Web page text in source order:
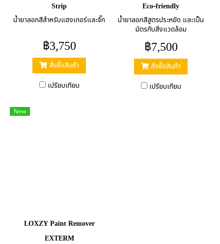
Strip
น้ำยาลอกสีสำหรับแฮงเกอร์และจิ๊ก
฿3,750
สั่งซื้อสินค้า
เปรียบเทียบ
Eco-friendly
น้ำยาลอกสีสูตรประหยัด และเป็น
มิตรกับสิ่งแวดล้อม
฿7,500
สั่งซื้อสินค้า
เปรียบเทียบ
New
LOXZY Paint Remover
EXTERM